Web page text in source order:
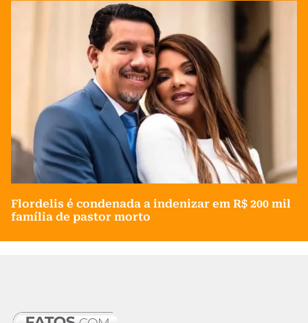
Flordelis é condenada a indenizar em R$ 200 mil
família de pastor morto